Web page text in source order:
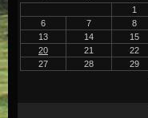
1
6
7 8
13
14 15
20
21 22
27
28 29